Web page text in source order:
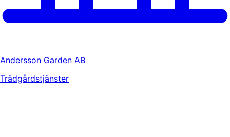
Andersson Garden AB
Trädgårdstjänster